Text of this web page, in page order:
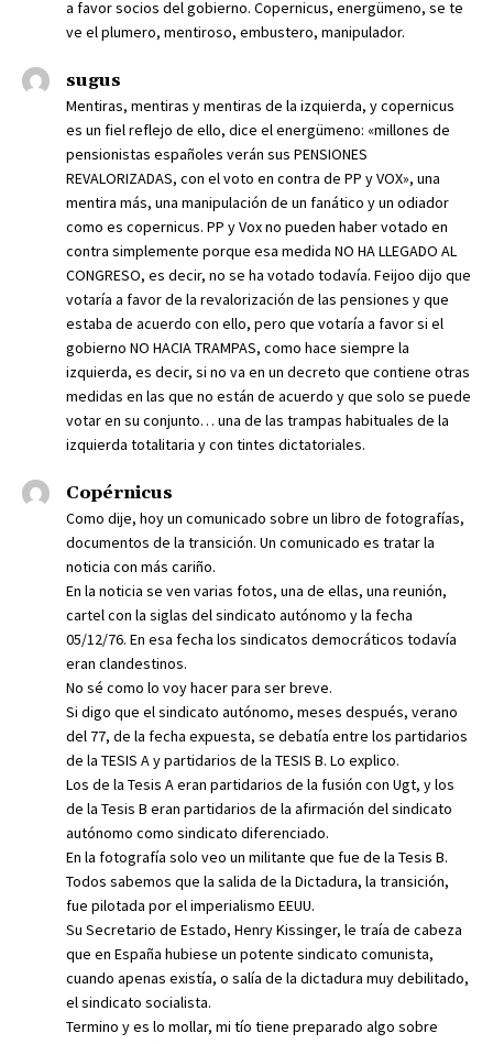
a favor socios del gobierno. Copernicus, energümeno, se te
ve el plumero, mentiroso, embustero, manipulador.
sugus
Mentiras, mentiras y mentiras de la izquierda, y copernicus
es un fiel reflejo de ello, dice el energümeno: «millones de
pensionistas españoles verán sus PENSIONES
REVALORIZADAS, con el voto en contra de PP y VOX», una
mentira más, una manipulación de un fanático y un odiador
como es copernicus. PP y Vox no pueden haber votado en
contra simplemente porque esa medida NO HA LLEGADO AL
CONGRESO, es decir, no se ha votado todavía. Feijoo dijo que
votaría a favor de la revalorización de las pensiones y que
estaba de acuerdo con ello, pero que votaría a favor si el
gobierno NO HACIA TRAMPAS, como hace siempre la
izquierda, es decir, si no va en un decreto que contiene otras
medidas en las que no están de acuerdo y que solo se puede
votar en su conjunto… una de las trampas habituales de la
izquierda totalitaria y con tintes dictatoriales.
Copérnicus
Como dije, hoy un comunicado sobre un libro de fotografías,
documentos de la transición. Un comunicado es tratar la
noticia con más cariño.
En la noticia se ven varias fotos, una de ellas, una reunión,
cartel con la siglas del sindicato autónomo y la fecha
05/12/76. En esa fecha los sindicatos democráticos todavía
eran clandestinos.
No sé como lo voy hacer para ser breve.
Si digo que el sindicato autónomo, meses después, verano
del 77, de la fecha expuesta, se debatía entre los partidarios
de la TESIS A y partidarios de la TESIS B. Lo explico.
Los de la Tesis A eran partidarios de la fusión con Ugt, y los
de la Tesis B eran partidarios de la afirmación del sindicato
autónomo como sindicato diferenciado.
En la fotografía solo veo un militante que fue de la Tesis B.
Todos sabemos que la salida de la Dictadura, la transición,
fue pilotada por el imperialismo EEUU.
Su Secretario de Estado, Henry Kissinger, le traía de cabeza
que en España hubiese un potente sindicato comunista,
cuando apenas existía, o salía de la dictadura muy debilitado,
el sindicato socialista.
Termino y es lo mollar, mi tío tiene preparado algo sobre